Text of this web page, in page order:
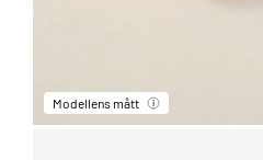
Modellens mått